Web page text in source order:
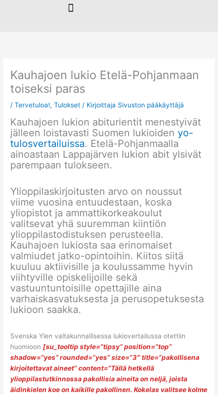
Kauhajoen lukio Etelä-Pohjanmaan
toiseksi paras
/Tervetuloa!,Tulokset / Kirjoittaja Sivuston pääkäyttäjä
Kauhajoen lukion abiturientit menestyivät
jälleen loistavasti Suomen lukioidenyo-
tulosvertailuissa. Etelä-Pohjanmaalla
ainoastaan Lappajärven lukion abit ylsivät
parempaan tulokseen.
Ylioppilaskirjoitusten arvo on noussut
viime vuosina entuudestaan, koska
yliopistot ja ammattikorkeakoulut
valitsevat yhä suuremman kiintiön
ylioppilastodistuksen perusteella.
Kauhajoen lukiosta saa erinomaiset
valmiudet jatko-opintoihin. Kiitos siitä
kuuluu aktiivisille ja koulussamme hyvin
viihtyville opiskelijoille sekä
vastuuntuntoisille opettajille aina
varhaiskasvatuksesta ja perusopetuksesta
lukioon saakka.
Svenska Ylen valtakunnallisessa lukiovertailussa otettiin
huomioon [su_tooltip style=”tipsy” position=”top”
shadow=”yes” rounded=”yes” size=”3″ title=”pakollisena
kirjoitettavat aineet” content=”Tällä hetkellä
ylioppilastutkinnossa pakollisia aineita on neljä, joista
äidinkielen koe on kaikille pakollinen. Kokelas valitsee kolme